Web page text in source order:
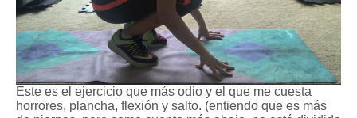
Este es el ejercicio que más odio y el que me cuesta
horrores, plancha, flexión y salto. (entiendo que es más